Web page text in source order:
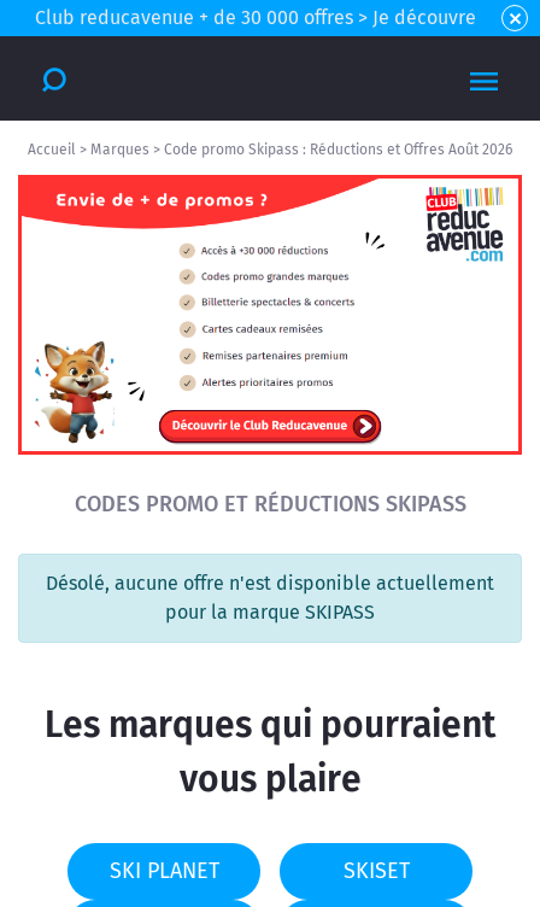
Club reducavenue + de 30 000 offres > Je découvre
Accueil > Marques > Code promo Skipass : Réductions et Offres Août 2026
CODES PROMO ET RÉDUCTIONS SKIPASS
Désolé, aucune offre n'est disponible actuellement
pour la marque SKIPASS
Les marques qui pourraient
vous plaire
SKI PLANET SKISET